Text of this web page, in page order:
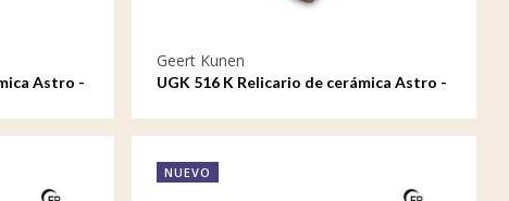
Astro -
Geert Kunen
UGK 516 K Relicario de cerámica Astro -
NUEVO